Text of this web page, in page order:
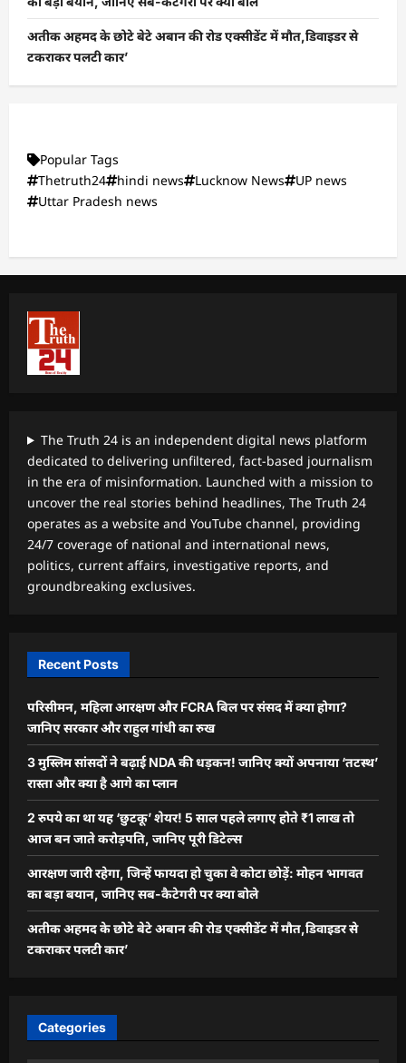
अतीक अहमद के छोटे बेटे अबान की रोड एक्सीडेंट में मौत,डिवाइडर से
टकराकर पलटी कार’
Popular Tags
Thetruth24
hindi news Lucknow News
UP news
Uttar Pradesh news
The Truth 24 is an independent digital news platform
dedicated to delivering unfiltered, fact-based journalism
in the era of misinformation. Launched with a mission to
uncover the real stories behind headlines, The Truth 24
operates as a website and YouTube channel, providing
24/7 coverage of national and international news,
politics, current affairs, investigative reports, and
groundbreaking exclusives.
Recent Posts
परिसीमन, महिला आरक्षण और FCRA बिल पर संसद में क्या होगा?
जानिए सरकार और राहुल गांधी का रुख
3 मुस्लिम सांसदों ने बढ़ाई NDA की धड़कन! जानिए क्यों अपनाया ‘तटस्थ’
रास्ता और क्या है आगे का प्लान
2 रुपये का था यह ‘छुटकू’ शेयर! 5 साल पहले लगाए होते ₹1 लाख तो
आज बन जाते करोड़पति, जानिए पूरी डिटेल्स
आरक्षण जारी रहेगा, जिन्हें फायदा हो चुका वे कोटा छोड़ें: मोहन भागवत
का बड़ा बयान, जानिए सब-कैटेगरी पर क्या बोले
अतीक अहमद के छोटे बेटे अबान की रोड एक्सीडेंट में मौत,डिवाइडर से
टकराकर पलटी कार’
Categories